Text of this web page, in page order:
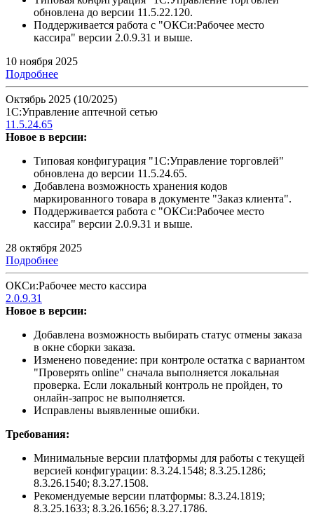
обновлена до версии 11.5.22.120.
Поддерживается работа с "ОКСи:Рабочее место
кассира" версии 2.0.9.31 и выше.
10 ноября 2025
Подробнее
Октябрь 2025 (10/2025)
1С:Управление аптечной сетью
11.5.24.65
Новое в версии:
Типовая конфигурация "1С:Управление торговлей"
обновлена до версии 11.5.24.65.
Добавлена возможность хранения кодов
маркированного товара в документе "Заказ клиента".
Поддерживается работа с "ОКСи:Рабочее место
кассира" версии 2.0.9.31 и выше.
28 октября 2025
Подробнее
ОКСи:Рабочее место кассира
2.0.9.31
Новое в версии:
Добавлена возможность выбирать статус отмены заказа
в окне сборки заказа.
Изменено поведение: при контроле остатка с вариантом
"Проверять online" сначала выполняется локальная
проверка. Если локальный контроль не пройден, то
онлайн-запрос не выполняется.
Исправлены выявленные ошибки.
Требования:
Минимальные версии платформы для работы с текущей
версией конфигурации: 8.3.24.1548; 8.3.25.1286;
8.3.26.1540; 8.3.27.1508.
Рекомендуемые версии платформы: 8.3.24.1819;
8.3.25.1633; 8.3.26.1656; 8.3.27.1786.